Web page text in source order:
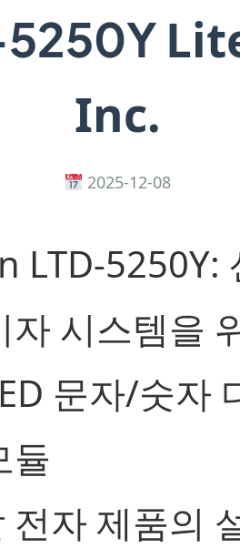
Inc.
2025-12-08
LTD-5250Y:
자 시스템을
문자/숫자
듈
전자 제품의